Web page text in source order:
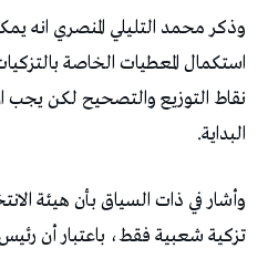
وذكر محمد التليلي المنصري انه
البداية.
تزكية شعبية فقط، باعتبار أن